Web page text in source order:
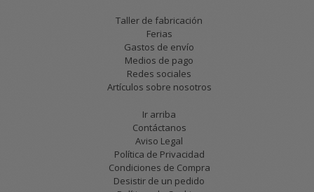
Taller de fabricación
Ferias
Gastos de envío
Medios de pago
Redes sociales
Artículos sobre nosotros
Ir arriba
Contáctanos
Aviso Legal
Política de Privacidad
Condiciones de Compra
Desistir de un pedido